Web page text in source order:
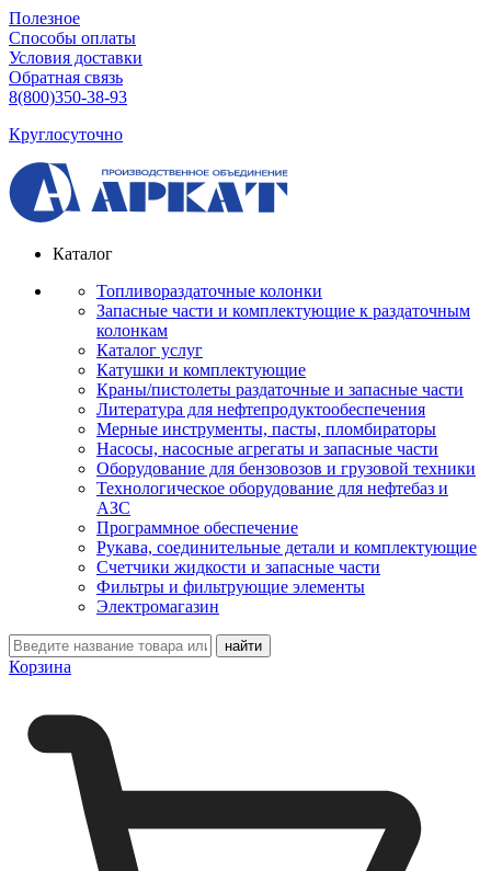
Полезное
Способы оплаты
Условия доставки
Обратная связь
8(800)350-38-93
Круглосуточно
Каталог
Топливораздаточные колонки
Запасные части и комплектующие к раздаточным
колонкам
Каталог услуг
Катушки и комплектующие
Краны/пистолеты раздаточные и запасные части
Литература для нефтепродуктообеспечения
Мерные инструменты, пасты, пломбираторы
Насосы, насосные агрегаты и запасные части
Оборудование для бензовозов и грузовой техники
Технологическое оборудование для нефтебаз и
АЗС
Программное обеспечение
Рукава, соединительные детали и комплектующие
Счетчики жидкости и запасные части
Фильтры и фильтрующие элементы
Электромагазин
Корзина